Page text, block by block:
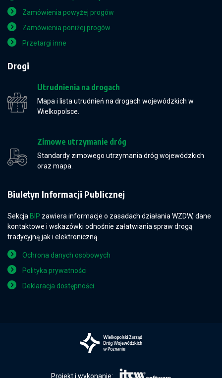
Zamówienia powyżej progów
Zamówienia poniżej progów
Przetargi inne
Drogi
Utrudnienia na drogach
Mapa i lista utrudnień na drogach wojewódzkich w
Wielkopolsce.
Zimowe utrzymanie dróg
Standardy zimowego utrzymania dróg wojewódzkich
oraz mapa.
Biuletyn Informacji Publicznej
Sekcja BIP zawiera informacje o zasadach działania WZDW, dane
kontaktowe i wskazówki odnośnie załatwiania spraw drogą
tradycyjną jak i elektroniczną.
Ochrona danych osobowych
Polityka prywatności
Deklaracja dostępności
Projekt i wykonanie: